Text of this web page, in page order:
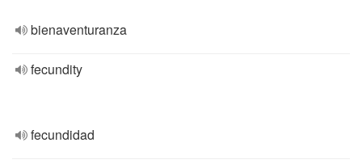
bienaventuranza
fecundity
fecundidad